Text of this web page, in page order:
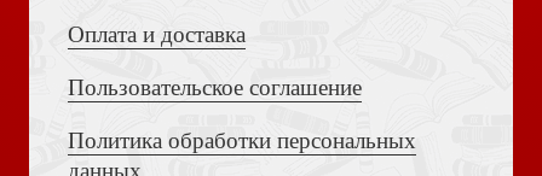
Достоевский Ф.М. Сила и правда России (2024)
Оплата и доставка
Пользовательское соглашение
Политика обработки персональных
данных